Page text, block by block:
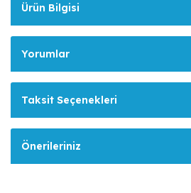
Ürün Bilgisi
Yorumlar
Taksit Seçenekleri
Önerileriniz